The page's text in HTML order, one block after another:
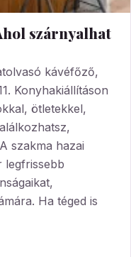
szárnyalhat
kávéfőző,
Konyhakiállításon
ötletekkel,
szakma hazai
legfrissebb
Ha téged is